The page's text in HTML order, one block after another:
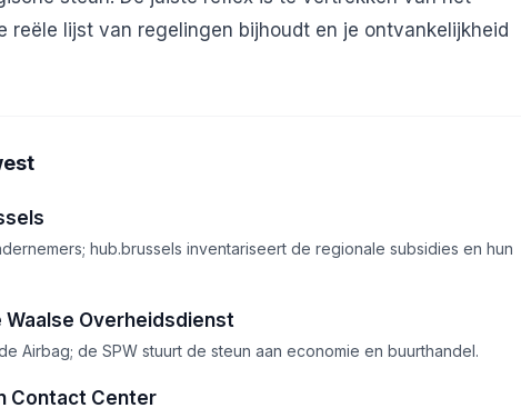
reële lijst van regelingen bijhoudt en je ontvankelijkheid
hub.brussels inventariseert de regionale subsidies en hun
Waalse Overheidsdienst
Airbag; de SPW stuurt de steun aan economie en buurthandel.
Contact Center